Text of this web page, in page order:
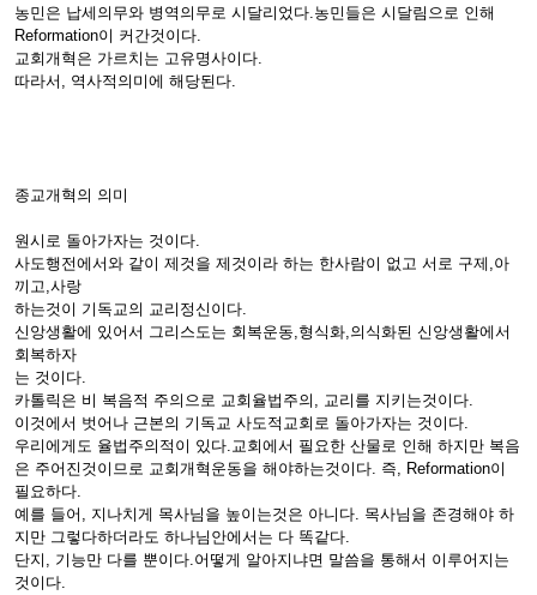
농민은 납세의무와 병역의무로 시달리었다.농민들은 시달림으로 인해
Reformation이 커간것이다.
교회개혁은 가르치는 고유명사이다.
따라서, 역사적의미에 해당된다.
종교개혁의 의미
원시로 돌아가자는 것이다.
사도행전에서와 같이 제것을 제것이라 하는 한사람이 없고 서로 구제,아
끼고,사랑
하는것이 기독교의 교리정신이다.
신앙생활에 있어서 그리스도는 회복운동,형식화,의식화된 신앙생활에서
회복하자
는 것이다.
카톨릭은 비 복음적 주의으로 교회율법주의, 교리를 지키는것이다.
이것에서 벗어나 근본의 기독교 사도적교회로 돌아가자는 것이다.
우리에게도 율법주의적이 있다.교회에서 필요한 산물로 인해 하지만 복음
은 주어진것이므로 교회개혁운동을 해야하는것이다. 즉, Reformation이
필요하다.
예를 들어, 지나치게 목사님을 높이는것은 아니다. 목사님을 존경해야 하
지만 그렇다하더라도 하나님안에서는 다 똑같다.
단지, 기능만 다를 뿐이다.어떻게 알아지냐면 말씀을 통해서 이루어지는
것이다.